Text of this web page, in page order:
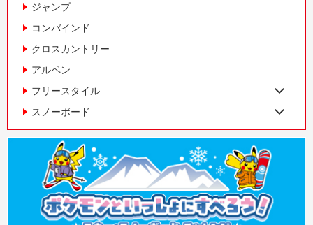
ジャンプ
コンバインド
クロスカントリー
アルペン
フリースタイル
スノーボード